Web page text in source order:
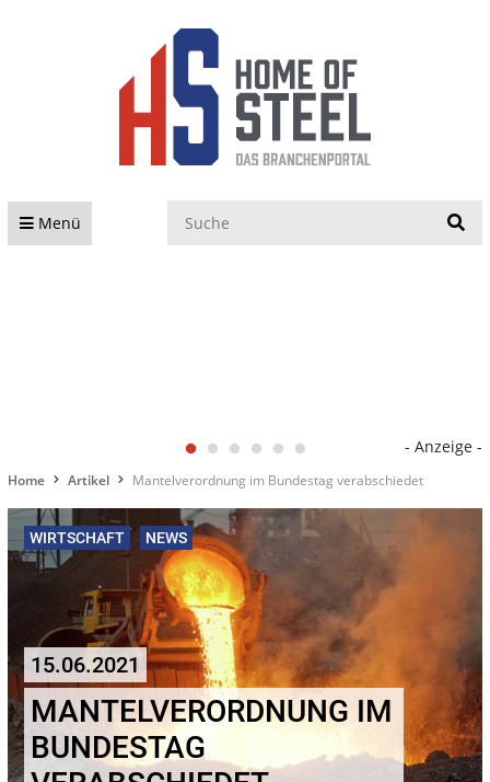
Menü
- Anzeige -
Home Artikel Mantelverordnung im Bundestag verabschiedet
WIRTSCHAFT NEWS
15.06.2021
MANTELVERORDNUNG IM
BUNDESTAG